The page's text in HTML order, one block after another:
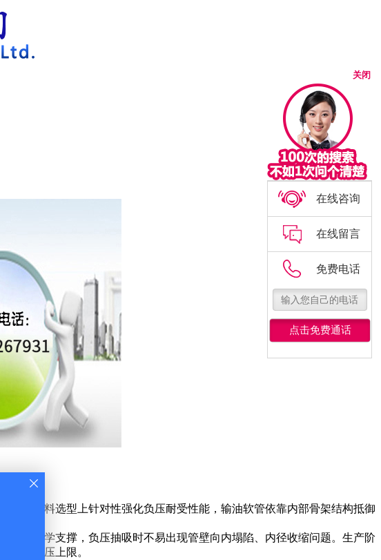
与原料选型上针对性强化负压耐受性能，输油软管依靠内部骨架结构抵御
可靠力学支撑，负压抽吸时不易出现管壁向内塌陷、内径收缩问题。生产阶
体抗负压上限。